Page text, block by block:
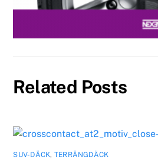
Related Posts
SUV-DÄCK, TERRÄNGDÄCK